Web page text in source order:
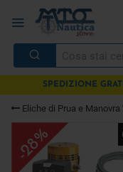
SPEDIZIONE
Eliche di Prua e Manovra
-28%